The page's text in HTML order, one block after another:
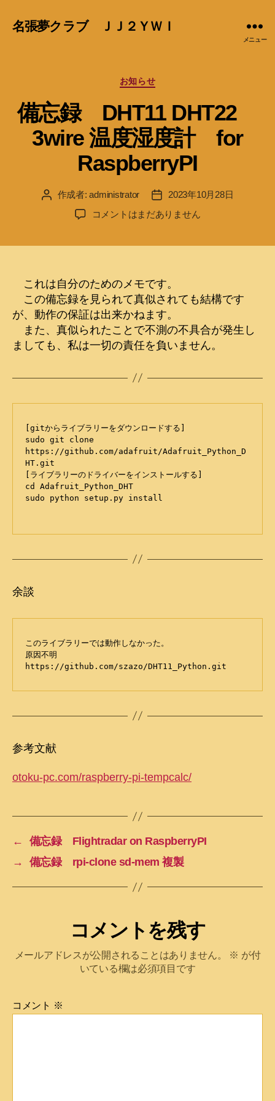
名張夢クラブ ＪＪ２ＹＷＩ
メニュー
カ
ゴ
リ
ー
お知らせ
備忘録 DHT11 DHT22
3wire 温度湿度計 for
RaspberryPI
投 作成者:administrator
投
稿
日
2023年10月28日
備
3wire
温
度
湿
度
計
RaspberryPI
の
コメントはまだありません
これは自分のためのメモです。
この備忘録を見られて真似されても結構です
が、動作の保証は出来かねます。
また、真似られたことで不測の不具合が発生し
ましても、私は一切の責任を負いません。
[gitからライブラリーをダウンロードする]
sudo git clone
https://github.com/adafruit/Adafruit_Python_D
HT.git
[ライブラリーのドライバーをインストールする]
cd Adafruit_Python_DHT
sudo python setup.py install
余談
このライブラリーでは動作しなかった。
原因不明
https://github.com/szazo/DHT11_Python.git
参考文献
otoku-pc.com/raspberry-pi-tempcalc/
←
備忘録 Flightradar on RaspberryPI
→
備忘録 rpi-clone sd-mem 複製
コメントを残す
メールアドレスが公開されることはありません。 ※ が付
いている欄は必須項目です
コメント ※